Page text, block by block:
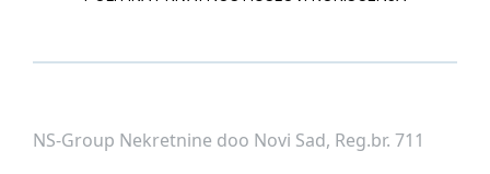
NS-Group Nekretnine doo Novi Sad, Reg.br. 711